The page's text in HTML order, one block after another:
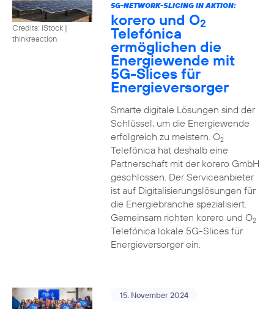
Credits: iStock |
thinkreaction
5G-NETWORK-SLICING IN AKTION:
korero und O2
Telefónica
ermöglichen die
Energiewende mit
5G-Slices für
Energieversorger
Smarte digitale Lösungen sind der
Schlüssel, um die Energiewende
erfolgreich zu meistern. O2
Telefónica hat deshalb eine
Partnerschaft mit der korero GmbH
geschlossen. Der Serviceanbieter
ist auf Digitalisierungslösungen für
die Energiebranche spezialisiert.
Gemeinsam richten korero und O2
Telefónica lokale 5G-Slices für
Energieversorger ein.
15. November 2024